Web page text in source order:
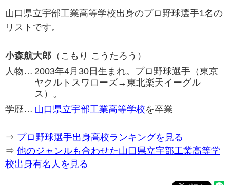
山口県立宇部工業高等学校出身のプロ野球選手1名の
リストです。
小森航大郎 （こもり こうたろう）
人物… 2003年4月30日生まれ。プロ野球選手（東京
ヤクルトスワローズ→東北楽天イーグル
ス）。
学歴… 山口県立宇部工業高等学校を卒業
⇒ プロ野球選手出身高校ランキングを見る
⇒ 他のジャンルも合わせた山口県立宇部工業高等学
校出身有名人を見る